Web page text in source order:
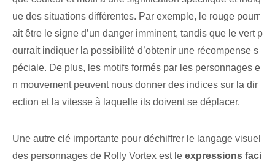
ue des situations différentes. Par exemple, le rouge pourr
ait être le signe d’un danger imminent, tandis que le vert p
ourrait indiquer la possibilité d’obtenir une récompense s
péciale. ‍De plus, les motifs formés par les personnages e
n mouvement peuvent ⁢nous donner des indices sur la dir
ection et la vitesse à laquelle ils doivent se déplacer.
Une autre clé importante pour déchiffrer le langage visuel
des personnages de Rolly Vortex est le expressions faci